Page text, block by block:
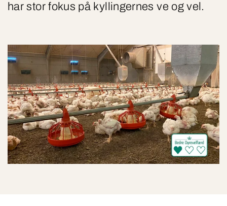
har stor fokus på kyllingernes ve og vel.